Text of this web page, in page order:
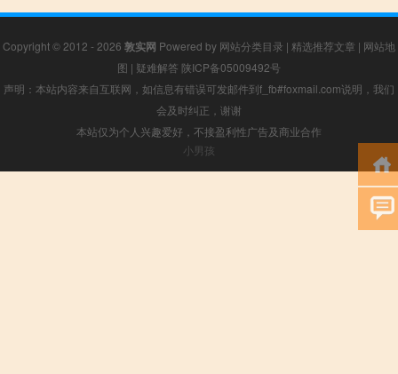
Copyright © 2012 - 2026 敦实网 Powered by 网站分类目录 | 精选推荐文章 | 网站地
图 | 疑难解答 陕ICP备05009492号
声明：本站内容来自互联网，如信息有错误可发邮件到f_fb#foxmail.com说明，我们
会及时纠正，谢谢
本站仅为个人兴趣爱好，不接盈利性广告及商业合作
小男孩